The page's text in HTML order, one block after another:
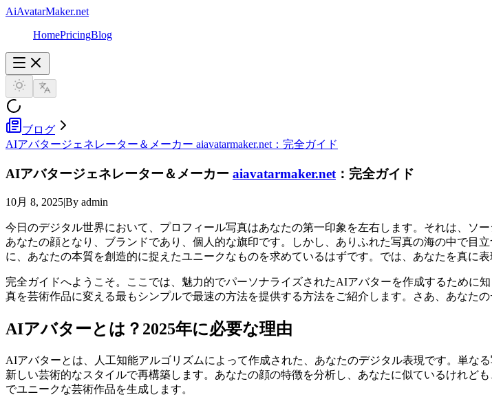
AiAvatarMaker.net
HomePricingBlog
ブログ
AIアバタージェネレーター＆メーカー aiavatarmaker.net：完全ガイド
AIアバタージェネレーター＆メーカー aiavatarmaker.net ：完全ガイド
10月 8, 2025|By admin
今日のデジタル世界において、プロフィール写真はあなたの第一印象を左右します。それは、ソ
あなたの顔となり、ブランドであり、個人的な旗印です。しかし、ありふれた写真の海の中で目
に、あなたの本質を創造的に捉えたユニークなものを求めているはずです。では、あなたを真に表
完全ガイドへようこそ。ここでは、魅力的でパーソナライズされたAIアバターを作成するために
真を芸術作品に変える最もシンプルで最速の方法を提供する方法をご紹介します。さあ、あなた
AIアバターとは？2025年に必要な理由
AIアバターとは、人工知能アルゴリズムによって作成された、あなたのデジタル表現です。単な
新しい芸術的なスタイルで再構築します。あなたの顔の特徴を分析し、あなたに似ているけれど
でユニークな芸術作品を生成します。